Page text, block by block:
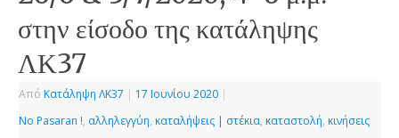
στην είσοδο της κατάληψης
ΛΚ37
Από Κατάληψη ΛΚ37 | 17 Ιουνίου 2020 |
No Pasaran !, αλληλεγγύη, καταλήψεις | στέκια, καταστολή, κινήσεις